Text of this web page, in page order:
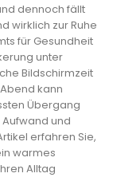
dennoch fällt
wirklich zur Ruhe
für Gesundheit
unter
Bildschirmzeit
kann
Übergang
und
erfahren Sie,
warmes
Alltag